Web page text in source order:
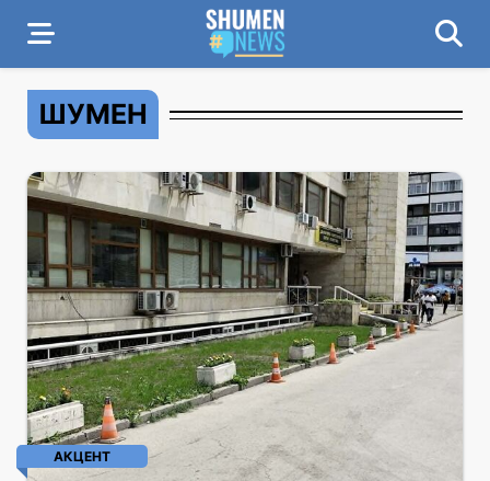
ШУМЕН
АКЦЕНТ